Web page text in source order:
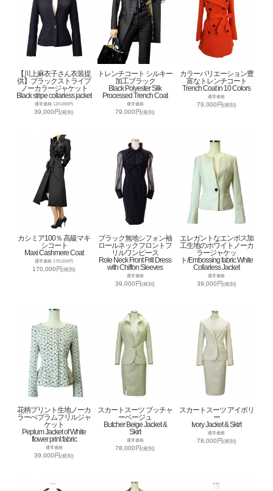
【川上麻衣子さん衣装提
供】ブラックストライプ
ノーカラージャケット
Black stripe collarless jacket
通常価格 120,000円
39,000円(税別)
トレンチコート シルキー
加工ブラック
Black Polyester Silk
Processed Trench Coat
通常価格
79,000円(税別)
カラーバリエーション豊
富なトレンチコート
Trench Coat in 10 Colors
通常価格
79,000円(税別)
カシミア100％ 高級マキ
シコート
Maxi Cashmere Coat
通常価格 170,000円
170,000円(税別)
ブラック無地シフォン袖
ロールネックフロントフ
リルワンピース
Role Neck Front Frill Dress
with Chiffon Sleeves
通常価格
39,000円(税別)
エレガントなエンボス加
工生地のホワイトノーカ
ラージャケッ
ト/Embossing fabric White
Collarless Jacket
通常価格
39,000円(税別)
花柄プリント生地ノーカ
ラーぺプラムフリルジャ
ケット
Peplum Jacket of White
flower print fabric
通常価格
39,000円(税別)
スカートスーツ ブッチャ
ーベージュ
Butcher Beige Jacket &
Skirt
通常価格
78,000円(税別)
スカートスーツ アイボリ
ー
Ivory Jacket & Skirt
通常価格
78,000円(税別)